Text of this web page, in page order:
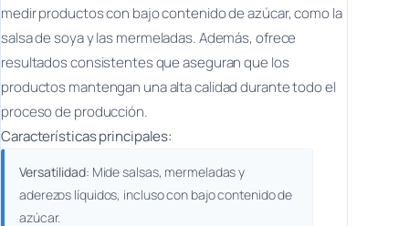
medir productos con bajo contenido de azúcar, como la
salsa de soya y las mermeladas. Además, ofrece
resultados consistentes que aseguran que los
productos mantengan una alta calidad durante todo el
proceso de producción.
Características principales:
Versatilidad: Mide salsas, mermeladas y
aderezos líquidos, incluso con bajo contenido de
azúcar.